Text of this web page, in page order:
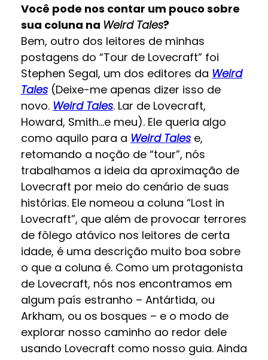
Você pode nos contar um pouco sobre
sua coluna na Weird Tales?
Bem, outro dos leitores de minhas
postagens do “Tour de Lovecraft” foi
Stephen Segal, um dos editores da Weird
Tales(Deixe-me apenas dizer isso de
novo. Weird Tales. Lar de Lovecraft,
Howard, Smith…e meu). Ele queria algo
como aquilo para a Weird Talese,
retomando a noção de “tour”, nós
trabalhamos a ideia da aproximação de
Lovecraft por meio do cenário de suas
histórias. Ele nomeou a coluna “Lost in
Lovecraft”, que além de provocar terrores
de fôlego atávico nos leitores de certa
idade, é uma descrição muito boa sobre
o que a coluna é. Como um protagonista
de Lovecraft, nós nos encontramos em
algum país estranho – Antártida, ou
Arkham, ou os bosques – e o modo de
explorar nosso caminho ao redor dele
usando Lovecraft como nosso guia. Ainda